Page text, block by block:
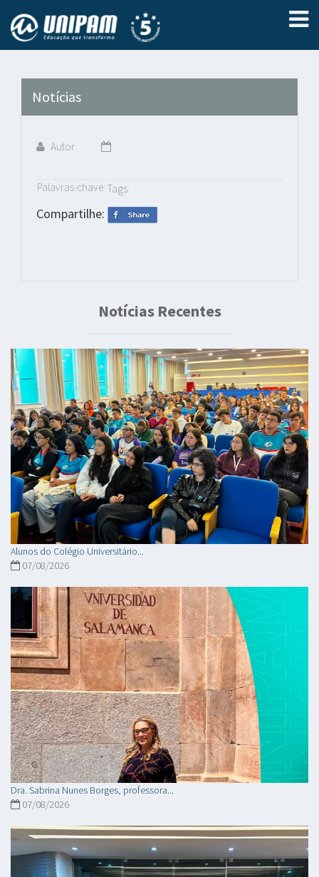
Notícias
Autor:
Palavras-chave: Tags:
Compartilhe:
Notícias Recentes
Alunos do Colégio Universitário...
07/08/2026
Dra. Sabrina Nunes Borges, professora...
07/08/2026